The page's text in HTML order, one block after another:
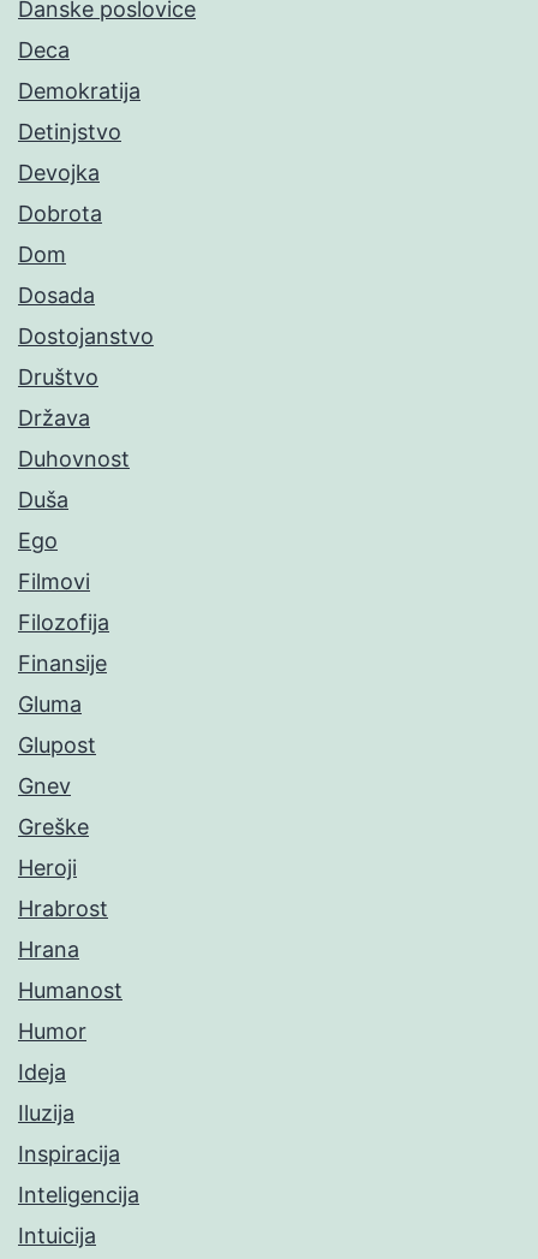
Danske poslovice
Deca
Demokratija
Detinjstvo
Devojka
Dobrota
Dom
Dosada
Dostojanstvo
Društvo
Država
Duhovnost
Duša
Ego
Filmovi
Filozofija
Finansije
Gluma
Glupost
Gnev
Greške
Heroji
Hrabrost
Hrana
Humanost
Humor
Ideja
Iluzija
Inspiracija
Inteligencija
Intuicija